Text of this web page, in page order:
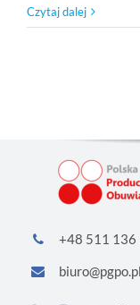
Czytaj dalej
+48 511 136
biuro@pgpo.pl